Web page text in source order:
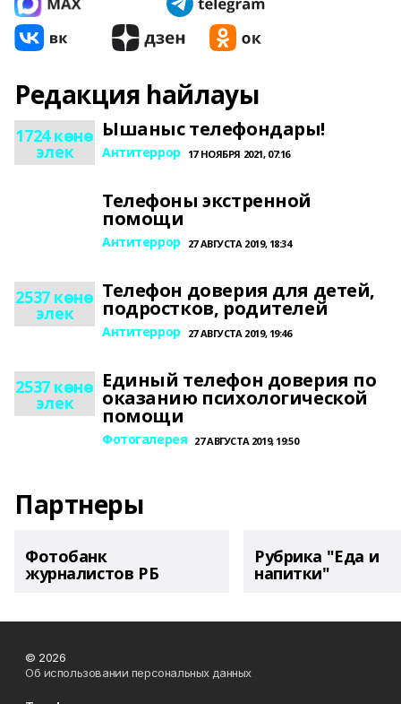
Редакция һайлауы
1724 көнө
элек
Ышаныс телефондары!
Антитеррор 17 НОЯБРЯ 2021, 07:16
Телефоны экстренной
помощи
Антитеррор 27 АВГУСТА 2019, 18:34
2537 көнө
элек
Телефон доверия для детей,
подростков, родителей
Антитеррор 27 АВГУСТА 2019, 19:46
2537 көнө
элек
Единый телефон доверия по
оказанию психологической
помощи
Фотогалерея 27 АВГУСТА 2019, 19:50
Партнеры
Фотобанк
журналистов РБ
Рубрика "Еда и
напитки"
© 2026
Об использовании персональных данных